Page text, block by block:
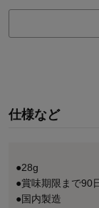
仕様など
●28g
●賞味期限まで90
●国内製造